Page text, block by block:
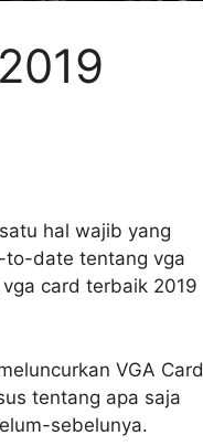
hal wajib yang
to-date tentang vga
card terbaik 2019
VGA Card
tentang apa saja
sebelunya.